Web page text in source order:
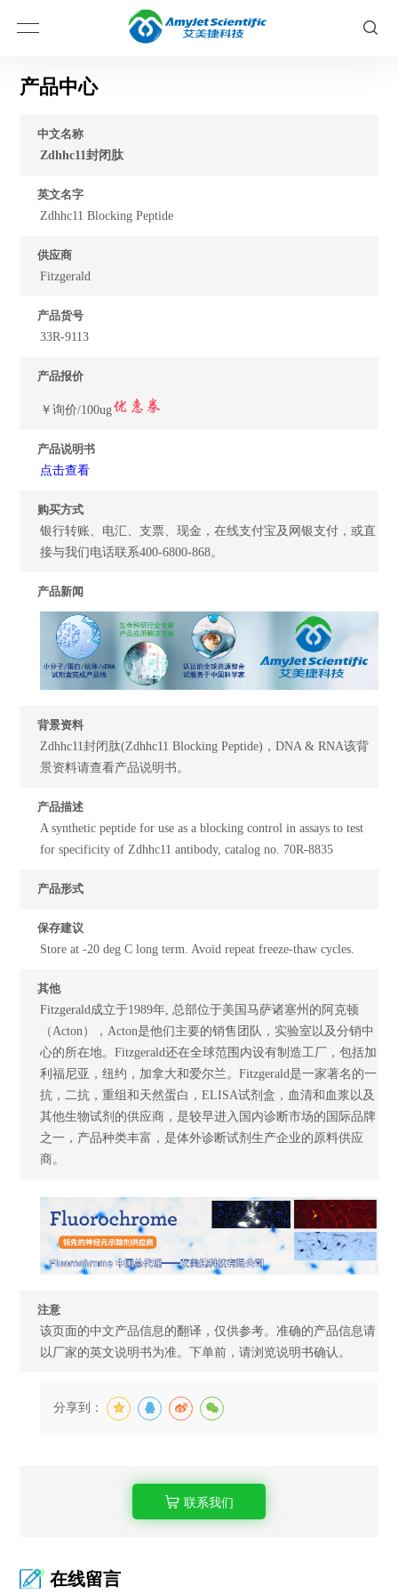
产品中心
中文名称
Zdhhc11封闭肽
英文名字
Zdhhc11 Blocking Peptide
供应商
Fitzgerald
产品货号
33R-9113
产品报价
￥询价/100ug
产品说明书
点击查看
购买方式
银行转账、电汇、支票、现金，在线支付宝及网银支付，或直
接与我们电话联系400-6800-868。
产品新闻
背景资料
Zdhhc11封闭肽(Zdhhc11 Blocking Peptide)，DNA & RNA该背
景资料请查看产品说明书。
产品描述
A synthetic peptide for use as a blocking control in assays to test
for specificity of Zdhhc11 antibody, catalog no. 70R-8835
产品形式
保存建议
Store at -20 deg C long term. Avoid repeat freeze-thaw cycles.
其他
Fitzgerald成立于1989年, 总部位于美国马萨诸塞州的阿克顿
（Acton），Acton是他们主要的销售团队，实验室以及分销中
心的所在地。Fitzgerald还在全球范围内设有制造工厂，包括加
利福尼亚，纽约，加拿大和爱尔兰。Fitzgerald是一家著名的一
抗，二抗，重组和天然蛋白，ELISA试剂盒，血清和血浆以及
其他生物试剂的供应商，是较早进入国内诊断市场的国际品牌
之一，产品种类丰富，是体外诊断试剂生产企业的原料供应
商。
注意
该页面的中文产品信息的翻译，仅供参考。准确的产品信息请
以厂家的英文说明书为准。下单前，请浏览说明书确认。
分享到：
联系我们
在线留言